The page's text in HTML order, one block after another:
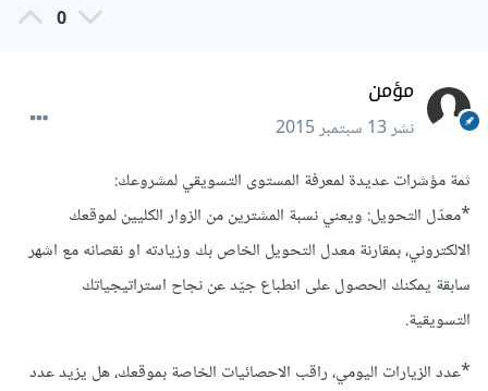
0
مؤمن
نشر13 سبتمبر 2015
ثمة مؤشرات عديدة لمعرفة المستوى التسويقي لمشروعك:
*معدّل التحويل: ويعني نسبة المشترين من الزوار الكليين لموقعك
الالكتروني، بمقارنة معدل التحويل الخاص بك وزيادته او نقصانه مع اشهر
سابقة يمكنك الحصول على انطباع جيّد عن نجاح استراتيجياتك
التسويقية.
*عدد الزيارات اليومي، راقب الاحصائيات الخاصة بموقعك، هل يزيد عدد